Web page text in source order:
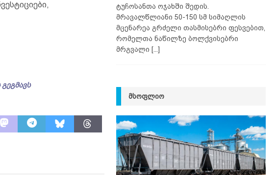
ტუჩოსანთა ოჯახში შედის.
მრავალწლიანი 50-150 სმ სიმაღლის
მცენარეა გრძელი თასმისებრი ფესვებით,
რომელთა ნაწილზე ბოლქვისებრი
მრგვალი [...]
ᲛᲡᲝᲤᲚᲘᲝ